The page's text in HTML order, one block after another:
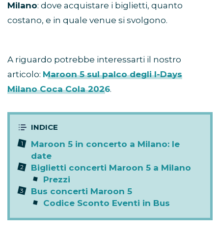
Milano: dove acquistare i biglietti, quanto
costano, e in quale venue si svolgono.
A riguardo potrebbe interessarti il nostro
articolo: Maroon 5 sul palco degli I-Days
Milano Coca Cola 2026.
Maroon 5 in concerto a Milano: le
date
Biglietti concerti Maroon 5 a Milano
Prezzi
Bus concerti Maroon 5
Codice Sconto Eventi in Bus